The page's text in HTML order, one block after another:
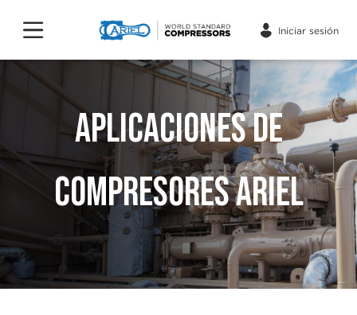
Iniciar sesión
APLICACIONES DE
COMPRESORES ARIEL